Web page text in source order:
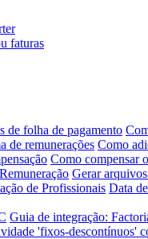
faturas
de folha de pagamento
de remunerações Como
Como compensar
Gerar
de Profissionais Data
Guia de integração:
'fixos-descontínuos'